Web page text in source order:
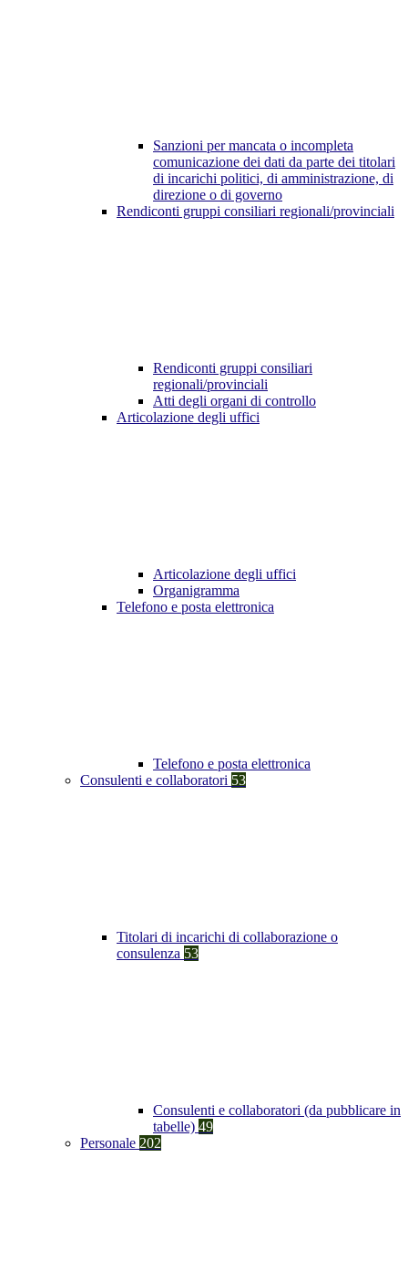
Sanzioni per mancata o incompleta
comunicazione dei dati da parte dei titolari
di incarichi politici, di amministrazione, di
direzione o di governo
Rendiconti gruppi consiliari regionali/provinciali
Rendiconti gruppi consiliari
regionali/provinciali
Atti degli organi di controllo
Articolazione degli uffici
Articolazione degli uffici
Organigramma
Telefono e posta elettronica
Telefono e posta elettronica
Consulenti e collaboratori 53
Titolari di incarichi di collaborazione o
consulenza 53
Consulenti e collaboratori (da pubblicare in
tabelle) 49
Personale 202